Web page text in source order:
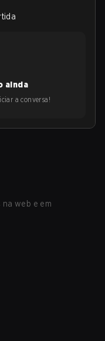
ainda
a conversa!
na web e em